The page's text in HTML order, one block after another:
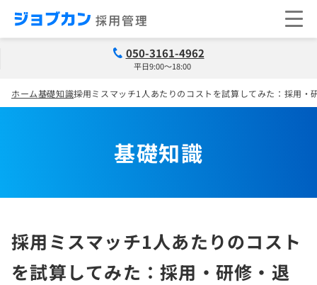
050-3161-4962
平日9:00～18:00
ホーム基礎知識採用ミスマッチ1人あたりのコストを試算してみた：採用
基礎知識
採用ミスマッチ1人あたりのコスト
を試算してみた：採用・研修・退